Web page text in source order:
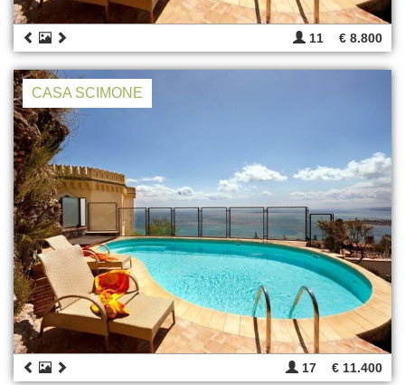
11 € 8.800
CASA SCIMONE
17 € 11.400